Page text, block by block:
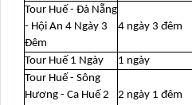
Tour Huế - Đà Nẵng
- Hội An 4 Ngày 3
Đêm
4 ngày 3 đêm
Tour Huế 1 Ngày 1 ngày
Tour Huế - Sông
Hương - Ca Huế 2
2 ngày 1 đêm